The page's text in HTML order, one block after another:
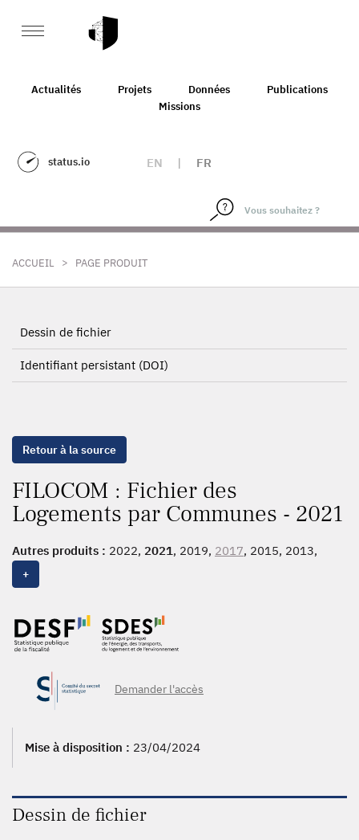
Actualités Projets Données
Publications
Missions
status.io EN | FR
ACCUEIL > PAGE PRODUIT
Dessin de fichier
Identifiant persistant (DOI)
Retour à la source
FILOCOM : Fichier des
Logements par Communes - 2021
Autres produits : 2022, 2021, 2019, 2017, 2015, 2013,
2011, 2010, 2009, 2007, 2005, 2003, 2001, 1999, 1997,
1995
+
Demander l'accès
Mise à disposition : 23/04/2024
Dessin de fichier